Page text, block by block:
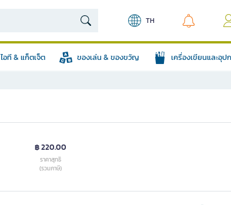
TH
ไอที & แก็ตเจ็ต ของเล่น & ของขวัญ เครื่องเขียนและอุ
฿ 220.00
ราคาสุทธิ
(รวมภาษี)